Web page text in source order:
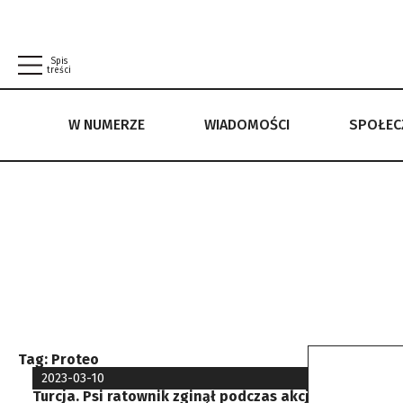
Spis
treści
W NUMERZE WIADOMOŚCI
W NUMERZE WIADOMOŚCI SPOŁECZEŃSTWO
Tag: Proteo
2023-03-10
Turcja. Psi ratownik zginął podczas akcji